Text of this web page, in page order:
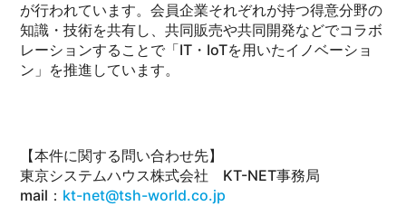
が行われています。会員企業それぞれが持つ得意分野の
知識・技術を共有し、共同販売や共同開発などでコラボ
レーションすることで「IT・IoTを用いたイノベーショ
ン」を推進しています。
【本件に関する問い合わせ先】
東京システムハウス株式会社 KT-NET事務局
mail： kt-net@tsh-world.co.jp